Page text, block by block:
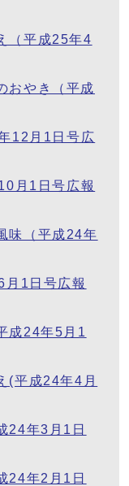
（平成25年4
おやき（平成
12月1日号広
月1日号広報
味（平成24年
月1日号広報
成24年5月1
(平成24年4月
24年3月1日
24年2月1日